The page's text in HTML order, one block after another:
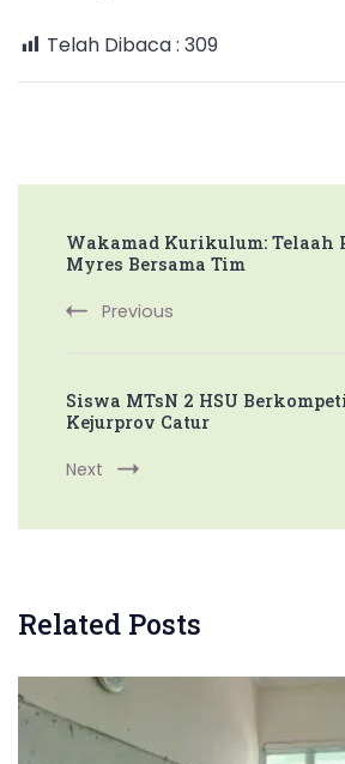
Telah Dibaca : 309
Navigation
Wakamad Kurikulum: Telaah
Myres Bersama Tim
Previous
Siswa MTsN 2 HSU
Kejurprov Catur
Next
Related Posts